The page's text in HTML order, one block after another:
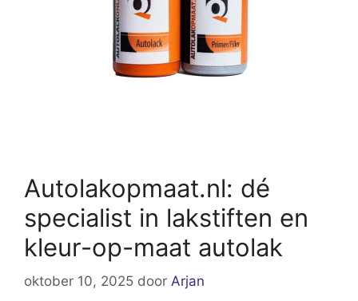
Autolakopmaat.nl: dé
specialist in lakstiften en
kleur-op-maat autolak
oktober 10, 2025 door Arjan